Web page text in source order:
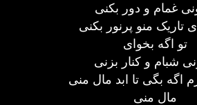
غمام و دور بکنی
تاریک منو پرنور بکنی
تو اگه بخوای
شبام و کنار بزنی
اگه بگی تا ابد مال منی
مال منی